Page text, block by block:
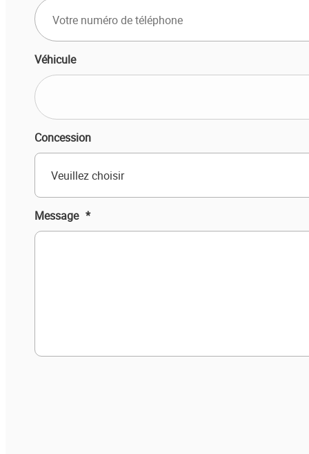
Véhicule
Concession
Veuillez choisir
Message *